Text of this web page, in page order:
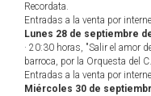
Recordata.
Entradas a la venta por
Lunes 28 de septiembre
· 20:30 horas, "Salir el amor
barroca, por la Orquesta del
Entradas a la venta por
Miércoles 30 de